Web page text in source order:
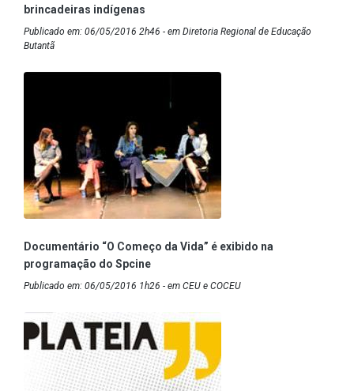
brincadeiras indígenas
Publicado em: 06/05/2016 2h46 - em Diretoria Regional de Educação
Butantã
Documentário “O Começo da Vida” é exibido na
programação do Spcine
Publicado em: 06/05/2016 1h26 - em CEU e COCEU